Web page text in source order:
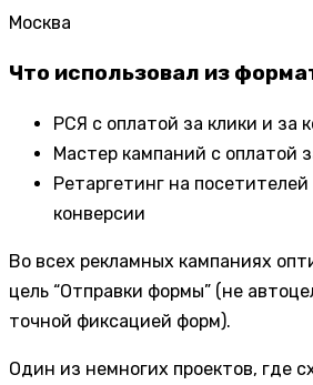
Москва
Что использовал из
РСЯ с оплатой за клики и за
Мастер кампаний с оплатой
Ретаргетинг на
конверсии
Во всех рекламных кампаниях
цель “Отправки формы” (не
точной фиксацией форм).
Один из немногих проектов, где